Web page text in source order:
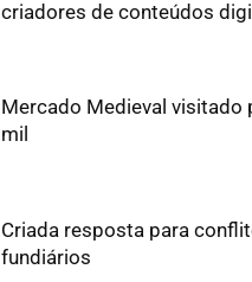
criadores de conteúdos
Mercado Medieval visitado
mil
Criada resposta para
fundiários